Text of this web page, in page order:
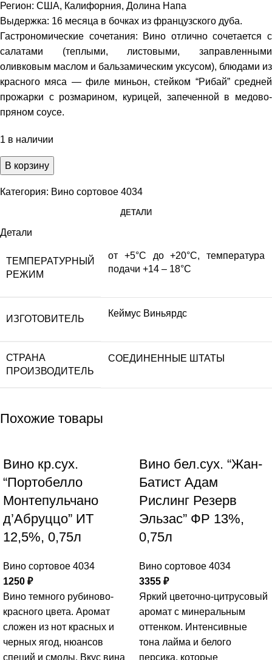
Регион: США, Калифорния, Долина Напа
Выдержка: 16 месяца в бочках из французского дуба.
Гастрономические сочетания: Вино отлично сочетается с
салатами (теплыми, листовыми, заправленными
оливковым маслом и бальзамическим уксусом), блюдами из
красного мяса — филе миньон, стейком “Рибай” средней
прожарки с розмарином, курицей, запеченной в медово-
пряном соусе.
1 в наличии
В корзину
Категория: Вино сортовое 4034
ДЕТАЛИ
Детали
ТЕМПЕРАТУРНЫЙ
РЕЖИМ
от +5°С до +20°С, температура
подачи +14 – 18°С
ИЗГОТОВИТЕЛЬ
Кеймус Виньярдс
СТРАНА
ПРОИЗВОДИТЕЛЬ
СОЕДИНЕННЫЕ ШТАТЫ
Похожие товары
Вино кр.сух.
“Портобелло
Монтепульчано
д’Абруццо” ИТ
12,5%, 0,75л
Вино сортовое 4034
1250 ₽
Вино темного рубиново-
красного цвета. Аромат
сложен из нот красных и
черных ягод, нюансов
специй и смолы. Вкус вина
Вино бел.сух. “Жан-
Батист Адам
Рислинг Резерв
Эльзас” ФР 13%,
0,75л
Вино сортовое 4034
3355 ₽
Яркий цветочно-цитрусовый
аромат с минеральным
оттенком. Интенсивные
тона лайма и белого
персика, которые